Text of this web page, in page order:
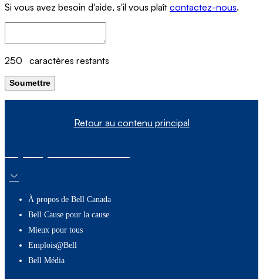
Si vous avez besoin d'aide, s'il vous plaît contactez-nous.
250 caractères restants
Soumettre
Retour au contenu principal
À propos de Bell Canada
Bell Cause pour la cause
Mieux pour tous
Emplois@Bell
Bell Média